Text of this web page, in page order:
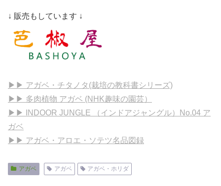
↓ 販売もしています ↓
▶▶ アガベ・チタノタ(栽培の教科書シリーズ)
▶▶ 多肉植物 アガベ (NHK趣味の園芸）
▶▶ INDOOR JUNGLE （インドアジャングル）No.04 ア
ガベ
▶▶ アガベ・アロエ・ソテツ名品図録
アガベ アガベ アガベ・ホリダ